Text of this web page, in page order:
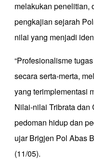
melakukan penelitian,
pengkajian sejarah
nilai yang menjadi
“Profesionalisme
secara serta-merta,
yang terimplementasi
Nilai-nilai Tribrata dan
pedoman hidup dan
ujar Brigjen Pol Abas
(11/05).